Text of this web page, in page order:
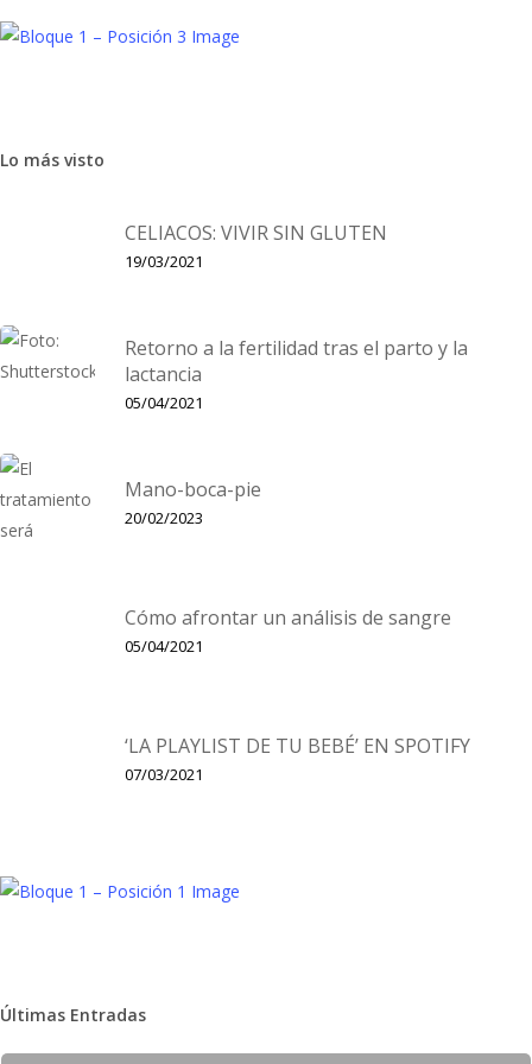
Cuidado
el invierno, y con él los mocos, la tos, el dolor de
Lo más visto
CELIACOS: VIVIR SIN GLUTEN
19/03/2021
Retorno a la fertilidad tras el parto y la
lactancia
05/04/2021
Mano-boca-pie
20/02/2023
Cómo afrontar un análisis de sangre
05/04/2021
‘LA PLAYLIST DE TU BEBÉ’ EN SPOTIFY
07/03/2021
Últimas Entradas